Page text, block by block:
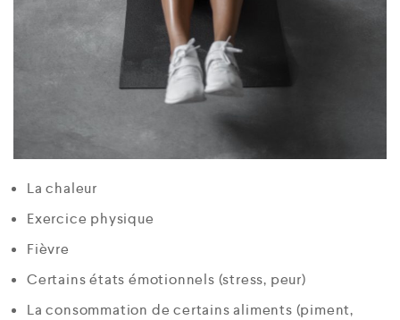
La chaleur
Exercice physique
Fièvre
Certains états émotionnels (stress, peur)
La consommation de certains aliments (piment,